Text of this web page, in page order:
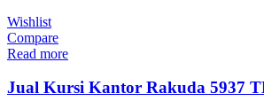
Wishlist
Compare
Read more
Jual Kursi Kantor Rakuda 5937